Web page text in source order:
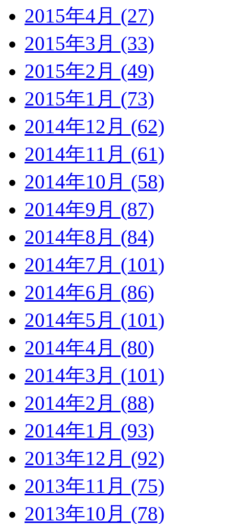
2015年4月 (27)
2015年3月 (33)
2015年2月 (49)
2015年1月 (73)
2014年12月 (62)
2014年11月 (61)
2014年10月 (58)
2014年9月 (87)
2014年8月 (84)
2014年7月 (101)
2014年6月 (86)
2014年5月 (101)
2014年4月 (80)
2014年3月 (101)
2014年2月 (88)
2014年1月 (93)
2013年12月 (92)
2013年11月 (75)
2013年10月 (78)